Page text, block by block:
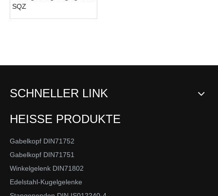
SQZ
SCHNELLER LINK
HEISSE PRODUKTE
Gabelkopf DIN71752
Gabelkopf DIN71751
Winkelgelenk DIN71802
Edelstahl-Kugelgelenke